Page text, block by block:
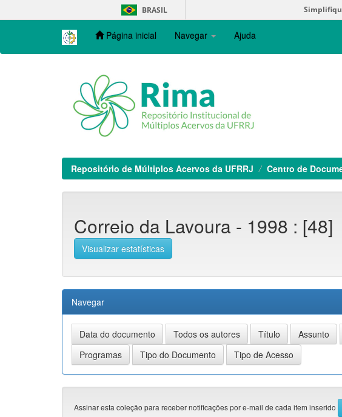
navigation
BRASIL
Página inicial Navegar Ajuda
Repositório de Múltiplos Acervos da UFRRJ Centro de
Correio da Lavoura - 1998 : [48]
Visualizar estatísticas
Navegar
Assinar esta coleção para receber notificações por e-mail de cada item inserido